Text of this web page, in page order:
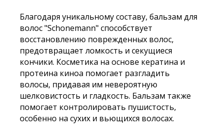
Благодаря уникальному составу, бальзам для
волос "Schonemann" способствует
восстановлению поврежденных волос,
предотвращает ломкость и секущиеся
кончики. Косметика на основе кератина и
протеина киноа помогает разгладить
волосы, придавая им невероятную
шелковистость и гладкость. Бальзам также
помогает контролировать пушистость,
особенно на сухих и вьющихся волосах.